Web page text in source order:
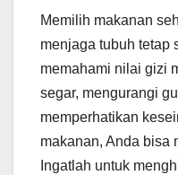
Memilih makanan
menjaga tubuh tetap
memahami nilai gizi
segar, mengurangi
memperhatikan
makanan, Anda bisa
Ingatlah untuk